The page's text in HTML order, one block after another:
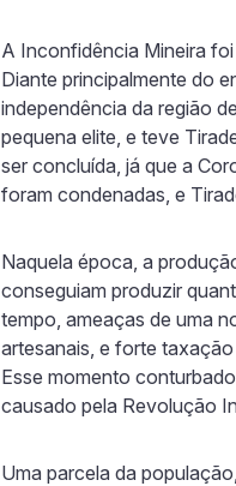
A Inconfidência Mineira
Diante principalmente do
independência da região
pequena elite, e teve
ser concluída, já que a
foram condenadas, e
Naquela época, a
conseguiam produzir
tempo, ameaças de uma
artesanais, e forte
Esse momento
causado pela Revolução
Uma parcela da